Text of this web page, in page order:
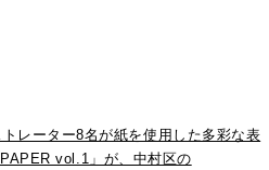
レーター8名が紙を使用した多彩な表
vol.1」が、中村区の